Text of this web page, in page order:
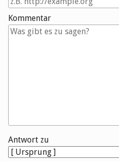
Kommentar
Antwort zu